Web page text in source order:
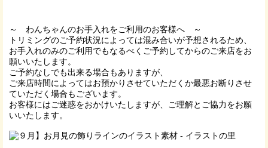
～ わんちゃんのお手入れをご利用のお客様へ ～
トリミングのご予約状況によっては混み合いが予想されるため、
お手入れのみのご利用でもなるべくご予約してからのご来店をお
願いいたします。
ご予約なしでも出来る場合もありますが、
ご来店時間によってはお預かりさせていただくか最悪お断りさせ
ていただく場合もございます。
お客様にはご迷惑をおかけいたしますが、ご理解とご協力をお願
いいたします。